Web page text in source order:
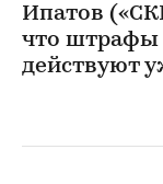
Ипатов
что штрафы
действуют